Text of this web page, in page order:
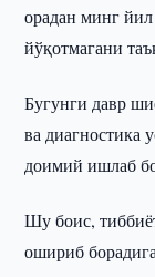
орадан минг йил
йўқотмагани
Бугунги давр
ва диагностика
доимий ишлаб
Шу боис,
ошириб